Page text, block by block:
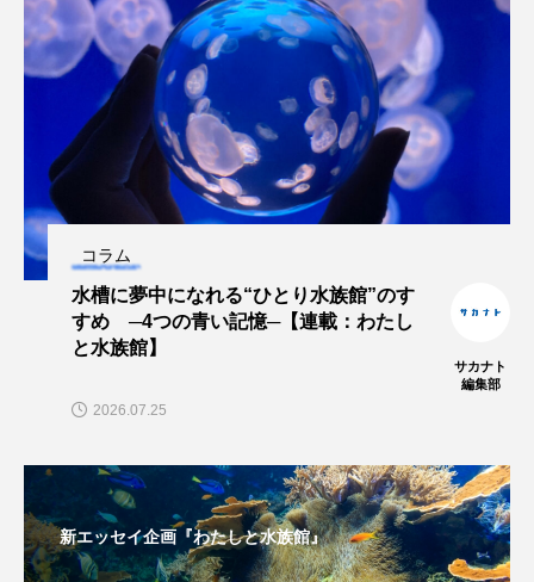
幻魚 幼体 幼生 幼魚
幼魚水族館 広島もとまち水族館 形態
微生物 採集 撮影 擬態 文化
文学 料理 新海生物 新潟市
旅行
未利用魚 未来館 東京湾 栄養
死滅回遊魚 水 水族館 水族館人
水槽 水生昆虫 水生生物 汽水域
コラム
水槽に夢中になれる“ひとり水族館”のす
すめ ─4つの青い記憶─【連載：わたし
と水族館】
サカナト
編集部
2026.07.25
新エッセイ企画『わたしと水族館』